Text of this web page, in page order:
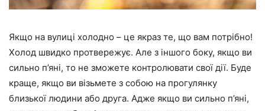
Якщо на вулиці холодно – це якраз те, що вам потрібно!
Холод швидко протвережує. Але з іншого боку, якщо ви
сильно п’яні, то не зможете контролювати свої дії. Буде
краще, якщо ви візьмете з собою на прогулянку
близької людини або друга. Адже якщо ви сильно п’яні,